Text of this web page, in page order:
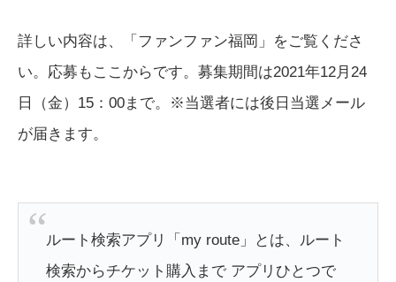
詳しい内容は、「ファンファン福岡」をご覧くださ
い。応募もここからです。募集期間は2021年12月24
日（金）15：00まで。※当選者には後日当選メール
が届きます。
ルート検索アプリ「my route」とは、ルート
検索からチケット購入まで アプリひとつで